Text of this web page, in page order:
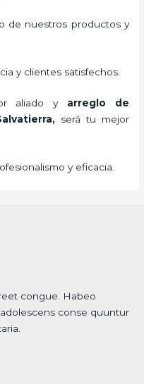
de nuestros productos y
y clientes satisfechos.
aliado y arreglo de
será tu mejor
y eficacia.
congue. Habeo
conse quuntur